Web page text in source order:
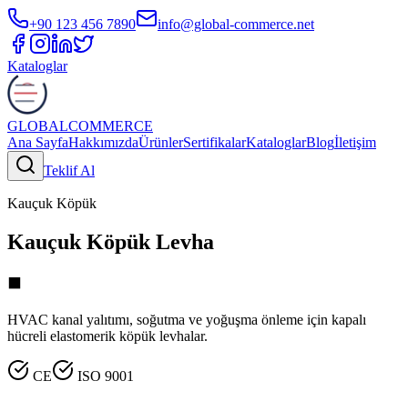
+90 123 456 7890 info@global-commerce.net
Kataloglar
GLOBALCOMMERCE
Ana SayfaHakkımızdaÜrünlerSertifikalarKataloglarBlogİletişim
Teklif Al
Kauçuk Köpük
Kauçuk Köpük Levha
HVAC kanal yalıtımı, soğutma ve yoğuşma önleme için kapalı
hücreli elastomerik köpük levhalar.
CE ISO 9001